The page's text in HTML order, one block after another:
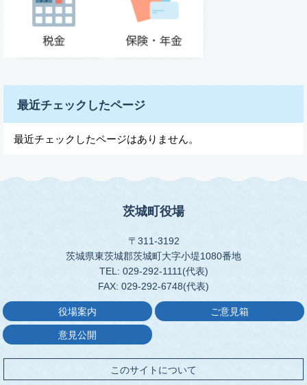
最近チェックしたページ
最近チェックしたページはありません。
茨城町役場
〒311-3192
茨城県東茨城郡茨城町大字小堤1080番地
TEL: 029-292-1111(代表)
FAX: 029-292-6748(代表)
役場案内 ご意見箱
意見公開
このサイトについて